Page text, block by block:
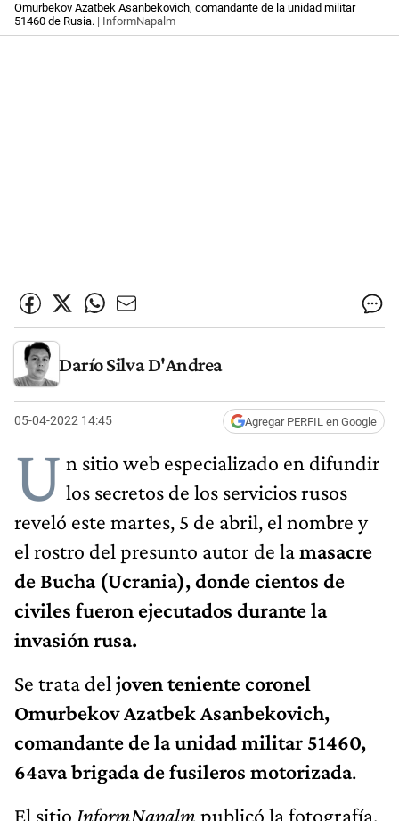
Omurbekov Azatbek Asanbekovich, comandante de la unidad militar
51460 de Rusia. | InformNapalm
Darío Silva D'Andrea
05-04-2022 14:45 Agregar PERFIL en Google
U n sitio web especializado en difundir
los secretos de los servicios rusos
reveló este martes, 5 de abril, el nombre y
el rostro del presunto autor de lamasacre
de Bucha (Ucrania), donde cientos de
civiles fueron ejecutados durante la
invasión rusa.
Se trata del joven teniente coronel
Omurbekov Azatbek Asanbekovich,
comandante de la unidad militar 51460,
64ava brigada de fusileros motorizada.
El sitio InformNapalm publicó la fotografía,